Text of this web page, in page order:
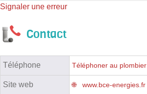
Signaler une erreur
Contact
Téléphone Téléphoner au plombier
Site web www.bce-energies.fr